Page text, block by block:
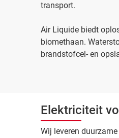
transport.
Air Liquide biedt
biomethaan.
brandstofcel- en
Elektriciteit
Wij leveren